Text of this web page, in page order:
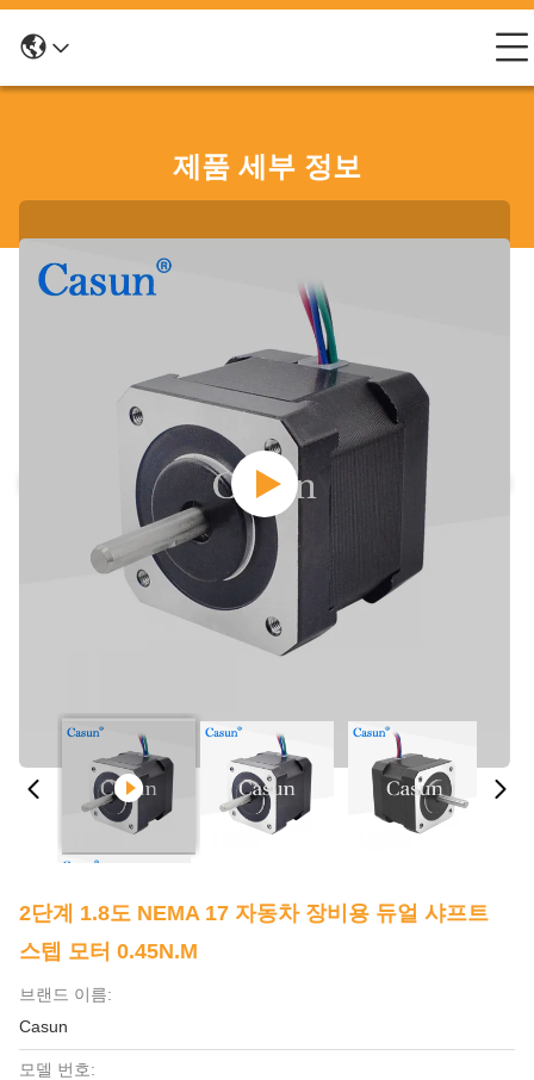
제품 세부 정보
2단계 1.8도 NEMA 17 자동차 장비용 듀얼 샤프트
스텝 모터 0.45N.M
브랜드 이름:
Casun
모델 번호: